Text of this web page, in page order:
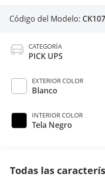
Código del Modelo:
CATEGORÍA
PICK UPS
EXTERIOR COLOR
Blanco
INTERIOR COLOR
Tela Negro
Todas las